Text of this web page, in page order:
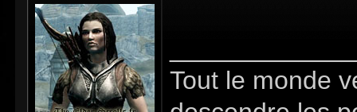
Tout le monde